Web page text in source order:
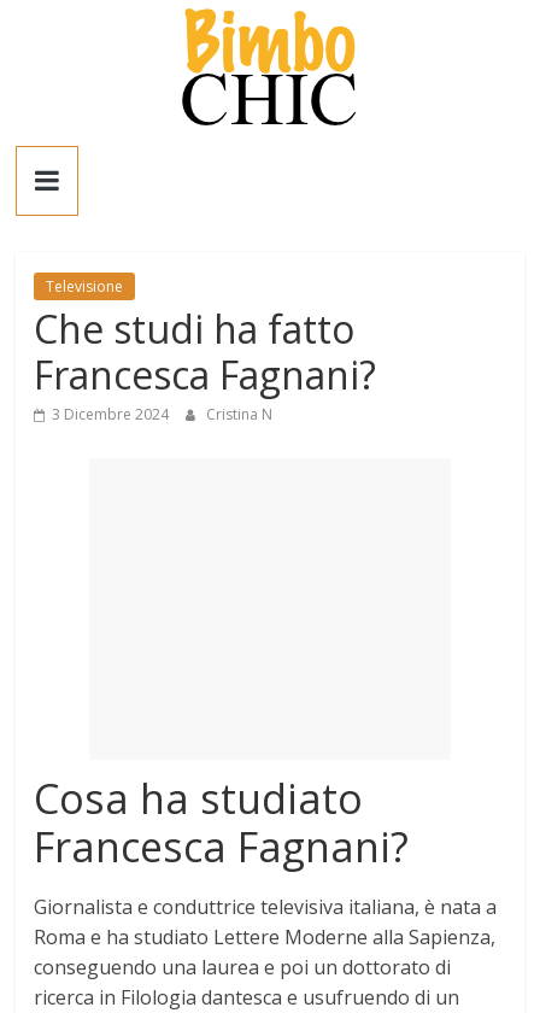
Bimbo
News
moda,
mamme,
spettacolo
Televisione
Che studi ha fatto
Francesca Fagnani?
3 Dicembre 2024 Cristina N
Cosa ha studiato
Francesca Fagnani?
Giornalista e conduttrice televisiva italiana, è nata a
Roma e ha studiato Lettere Moderne alla Sapienza,
conseguendo una laurea e poi un dottorato di
ricerca in Filologia dantesca e usufruendo di un